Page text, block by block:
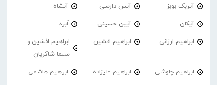
آیریک بویز آیس دارسی آیشاه
آیکان آیین حسینی اَبراد
ابراهیم ارزانی ابراهیم افشین
ابراهیم افشین و
سیما شاکریان
ابراهیم چاوشی ابراهیم علیزاده ابراهیم هاشمی